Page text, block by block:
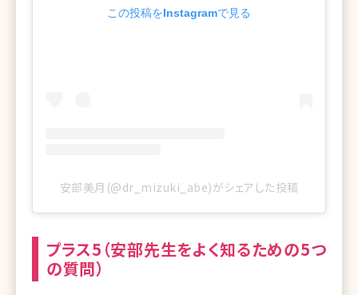
この投稿をInstagramで見る
安部美月(@dr_mizuki_abe)がシェアした投稿
プラス5（安部先生をよく知るための5つ
の質問）